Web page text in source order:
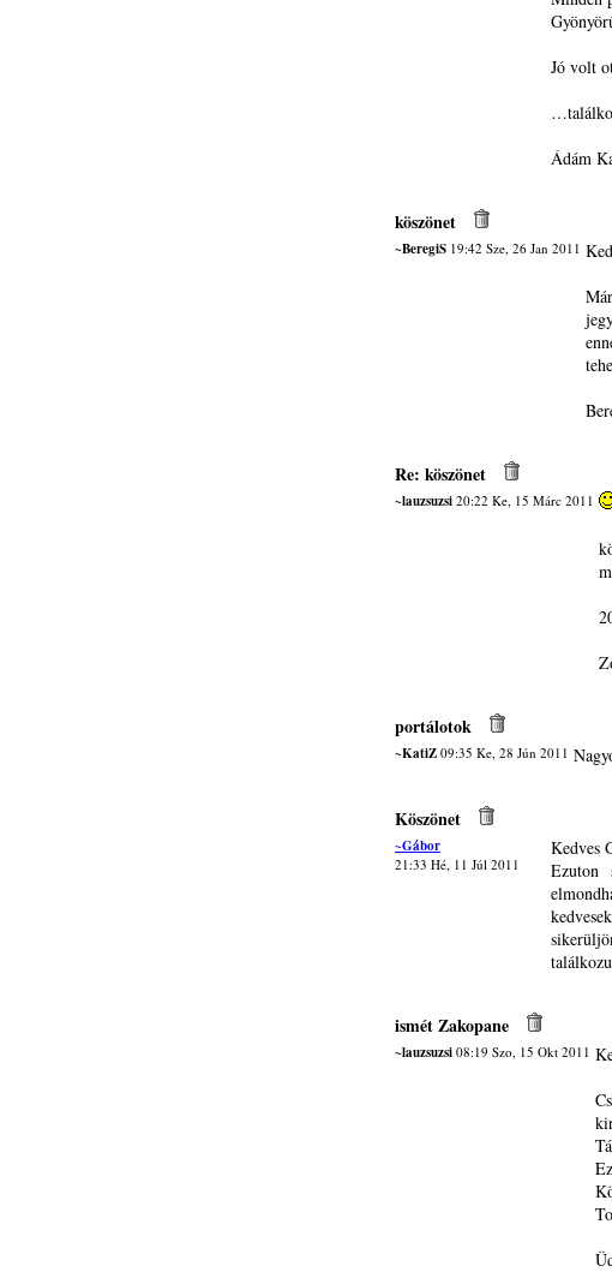
Jó volt
Ádám
köszönet
~BeregiS 19:42 Sze, 26 Jan 2011
Re: köszönet
~lauzsuzsi 20:22 Ke, 15 Márc 2011
portálotok
~KatiZ 09:35 Ke, 28 Jún 2011
Köszönet
~Gábor
21:33 Hé, 11 Júl 2011
Kedves
Ezuton
ismét Zakopane
~lauzsuzsi 08:19 Szo, 15 Okt 2011